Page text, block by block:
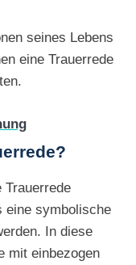
seines Lebens
eine Trauerrede
Trauerrede
eine symbolische
In diese
mit einbezogen